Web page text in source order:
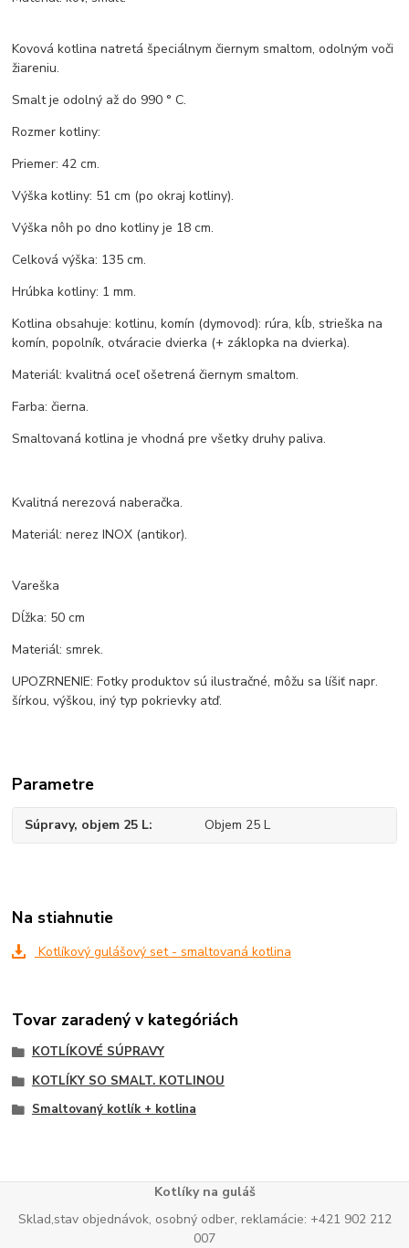
Kovová kotlina natretá špeciálnym čiernym smaltom, odolným voči
žiareniu.
Smalt je odolný až do 990 ° C.
Rozmer kotliny:
Priemer: 42 cm.
Výška kotliny: 51 cm (po okraj kotliny).
Výška nôh po dno kotliny je 18 cm.
Celková výška: 135 cm.
Hrúbka kotliny: 1 mm.
Kotlina obsahuje: kotlinu, komín (dymovod): rúra, kĺb, strieška na
komín, popolník, otváracie dvierka (+ záklopka na dvierka).
Materiál: kvalitná oceľ ošetrená čiernym smaltom.
Farba: čierna.
Smaltovaná kotlina je vhodná pre všetky druhy paliva.
Kvalitná nerezová naberačka.
Materiál: nerez INOX (antikor).
Vareška
Dĺžka: 50 cm
Materiál: smrek.
UPOZRNENIE: Fotky produktov sú ilustračné, môžu sa líšiť napr.
šírkou, výškou, iný typ pokrievky atď.
Parametre
Súpravy, objem 25 L Objem 25 L
Na stiahnutie
Kotlíkový gulášový set - smaltovaná kotlina
Tovar zaradený v kategóriách
KOTLÍKOVÉ SÚPRAVY
KOTLÍKY SO SMALT. KOTLINOU
Smaltovaný kotlík + kotlina
Kotlíky na guláš
Sklad,stav objednávok, osobný odber, reklamácie: +421 902 212
007